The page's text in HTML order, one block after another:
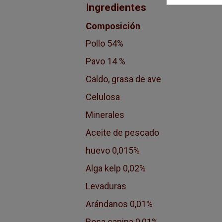
Ingredientes
Composición
Pollo 54%
Pavo 14 %
Caldo, grasa de ave
Celulosa
Minerales
Aceite de pescado
huevo 0,015%
Alga kelp 0,02%
Levaduras
Arándanos 0,01%